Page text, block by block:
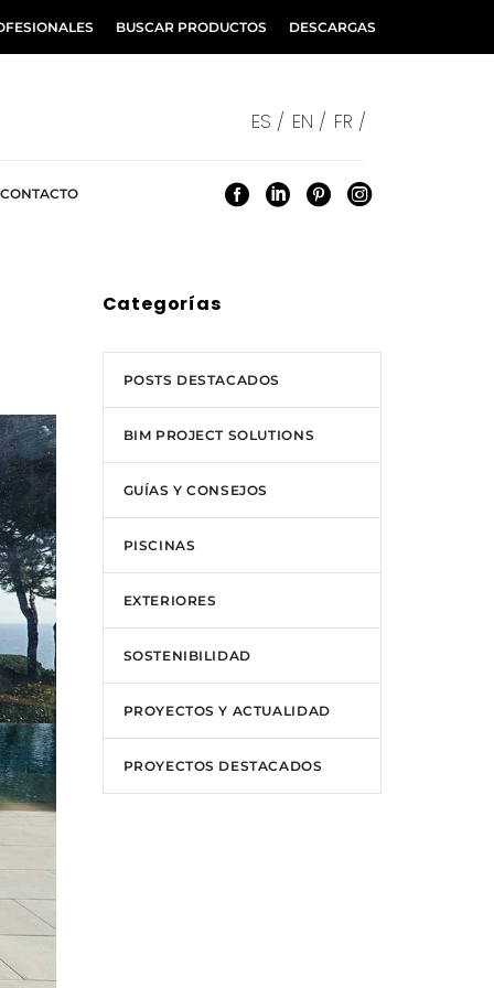
BUSCAR PRODUCTOS DESCARGAS
ES / EN / FR /
CONTACTO
Categorías
POSTS DESTACADOS
BIM PROJECT SOLUTIONS
GUÍAS Y CONSEJOS
PISCINAS
EXTERIORES
SOSTENIBILIDAD
PROYECTOS Y ACTUALIDAD
PROYECTOS DESTACADOS